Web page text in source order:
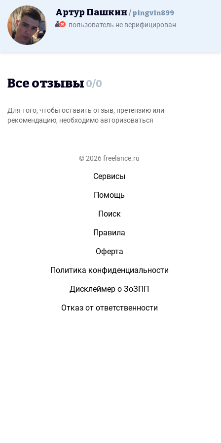
Артур Пашкин pingvin899
пользователь не верифицирован
Все отзывы 0/0
Для того, чтобы оставить отзыв, претензию или
рекомендацию, необходимо авторизоваться
© 2026 freelance.ru
Сервисы
Помощь
Поиск
Правила
Оферта
Политика конфиденциальности
Дисклеймер о ЗоЗПП
Отказ от ответственности